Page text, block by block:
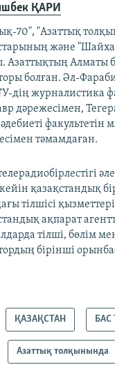
ҚАРИ
70", "Азаттық
және
Азаттықтың Алматы
болған. Әл-
дің журналистика
дәрежесімен,
факультетін
тәмамдаған.
кейін қазақстандық
тілшісі
ақпарат
тілші, бөлім
бірінші
ҚАЗАҚСТАН БАС
Азаттық толқынында